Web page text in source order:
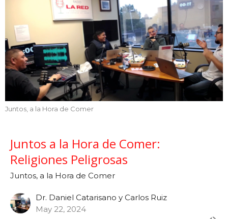
Juntos, a la Hora de Comer
Juntos a la Hora de Comer:
Religiones Peligrosas
Juntos, a la Hora de Comer
Dr. Daniel Catarisano y Carlos Ruiz
May 22, 2024